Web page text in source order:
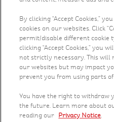
By clicking “Accept Cookies,”
cookies on our websites. Click
permit/disable different cookie
clicking “Accept Cookies,” you
not strictly necessary. This will
our websites but may impact
prevent you from using parts
You have the right to withdraw
the future. Learn more about
reading our Privacy Notice.